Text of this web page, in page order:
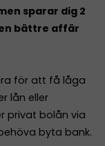
sparar dig 2
bättre affär
för att få låga
lån eller
privat bolån via
byta bank.